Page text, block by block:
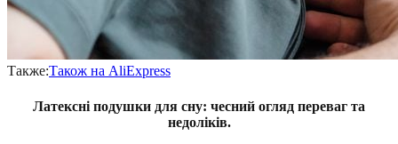
Также:Також на AliExpress
Латексні подушки для сну: чесний огляд переваг та
недоліків.